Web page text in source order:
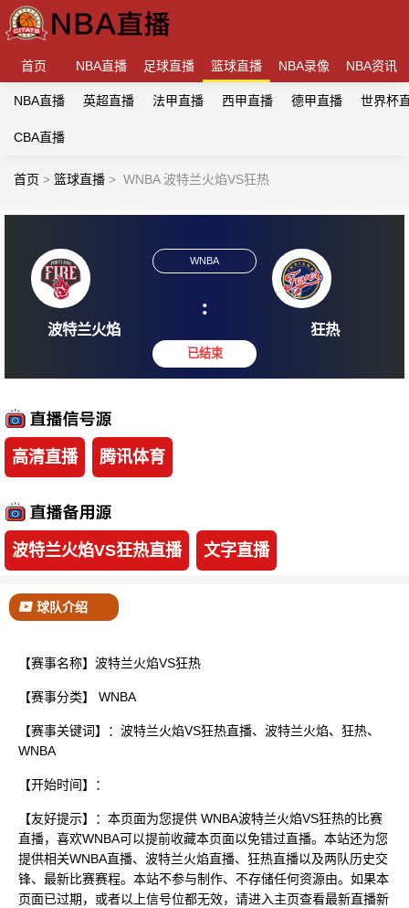
首页 NBA直播 足球直播 篮球直播 NBA录像 NBA资讯
NBA直播 英超直播 法甲直播 西甲直播 德甲直播 世界杯
CBA直播
首页 > 篮球直播 > WNBA 波特兰火焰VS狂热
:
高清直播 腾讯体育
波特兰火焰VS狂热直播 文字直播
球队介绍
【赛事名称】波特兰火焰VS狂热
【赛事分类】 WNBA
【赛事关键词】：波特兰火焰VS狂热直播、波特兰火焰、狂热、
WNBA
【开始时间】：
【友好提示】：本页面为您提供 WNBA波特兰火焰VS狂热的比赛
直播，喜欢WNBA可以提前收藏本页面以免错过直播。本站还为您
提供相关WNBA直播、波特兰火焰直播、狂热直播以及两队历史交
锋、最新比赛赛程。本站不参与制作、不存储任何资源由。如果本
页面已过期，或者以上信号位都无效，请进入主页查看最新直播新